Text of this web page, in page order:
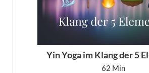
Yin Yoga im Klang der 5
62